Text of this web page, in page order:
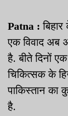
Patna :
एक विवाद अब
है. बीते दिनों
चिकित्सक के
पाकिस्तान का
है.